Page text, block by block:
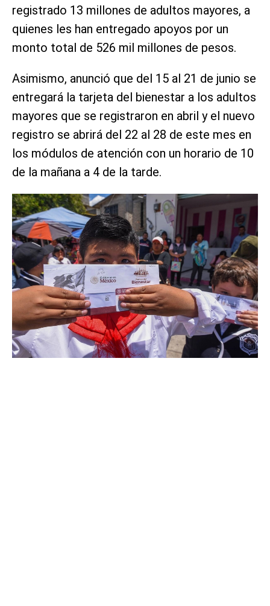
registrado 13 millones de adultos mayores, a
quienes les han entregado apoyos por un
monto total de 526 mil millones de pesos.
Asimismo, anunció que del 15 al 21 de junio se
entregará la tarjeta del bienestar a los adultos
mayores que se registraron en abril y el nuevo
registro se abrirá del 22 al 28 de este mes en
los módulos de atención con un horario de 10
de la mañana a 4 de la tarde.